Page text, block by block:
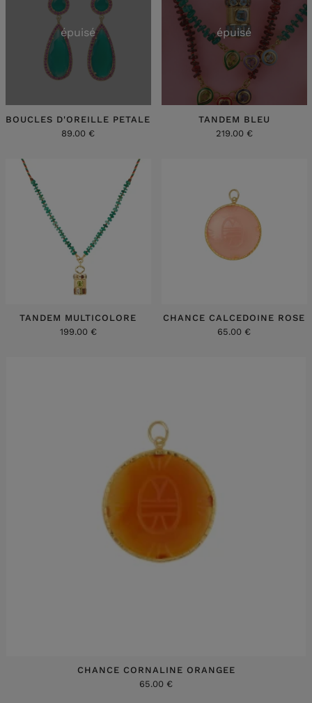
épuisé
BOUCLES D'OREILLE PETALE
89.00 €
épuisé
TANDEM BLEU
219.00 €
TANDEM MULTICOLORE
199.00 €
CHANCE CALCEDOINE ROSE
65.00 €
CHANCE CORNALINE ORANGEE
65.00 €